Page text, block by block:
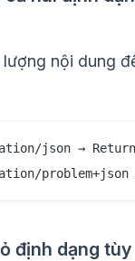
nội dung
json →
định dạng